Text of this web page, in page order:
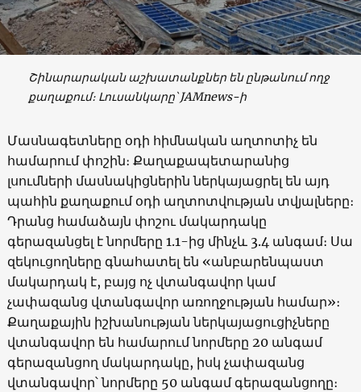
Շինարարական աշխատանքներ են ընթանում ողջ
քաղաքում։ Լուսանկարը՝ JAMnews-ի
Մասնագետները օդի հիմնական աղտոտիչ են
համարում փոշին։ Քաղաքապետարանից
լսումների մասնակիցներին ներկայացրել են այդ
պահին քաղաքում օդի աղտոտվության տվյալները։
Դրանց համաձայն փոշու մակարդակը
գերազանցել է նորմերը 1.1-ից մինչև 3.4 անգամ։ Սա
զեկուցողները գնահատել են «անբարենպաստ
մակարդակ է, բայց ոչ վտանգավոր կամ
չափազանց վտանգավոր առողջության համար»։
Քաղաքային իշխանության ներկայացուցիչները
վտանգավոր են համարում նորմերը 20 անգամ
գերազանցող մակարդակը, իսկ չափազանց
վտանգավոր՝ նորմերը 50 անգամ գերազանցողը։